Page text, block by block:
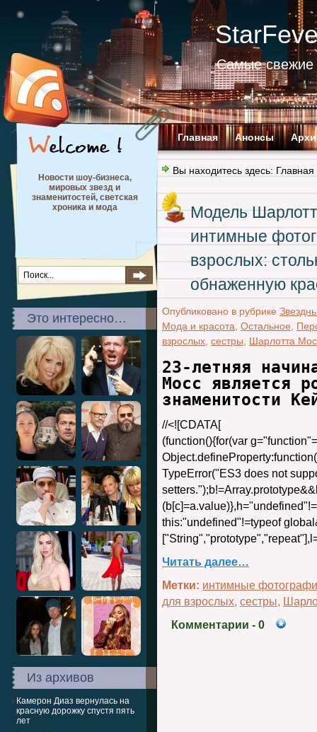
Самые свежие
Главная Анонсы
Новости шоу-бизнеса,
мировых звезд и
знаменитостей, светская
хроника и мода
Это интересно…
Из архивов
Камерон Диаз вернулась на
красную дорожку спустя пять
лет
Вы находитесь здесь: Главная
Модель
интимные
взрослых:
обнаженную
Опубликовано в рубрике
Мода и красота Остальное
взрослых сестры Шарлотта
23-летняя
Мосс является
знаменитости
//<![CDATA[
(function(){for(var
TypeError("ES3 does not
this:"undefined"!=typeof
Читать далее…
Метки: интимные
для взрослых, сестры,
Комментарии - 0